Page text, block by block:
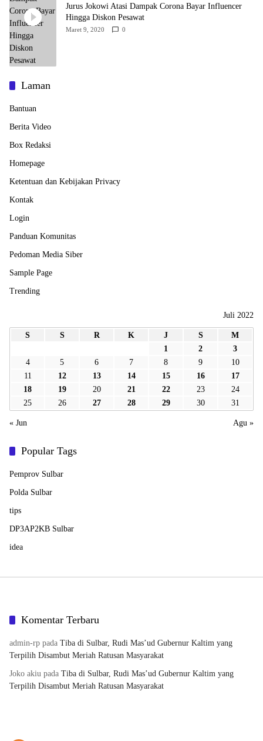
Jurus Jokowi Atasi Dampak Corona Bayar Influencer
Hingga Diskon Pesawat
Maret 9, 2020 0
Laman
Bantuan
Berita Video
Box Redaksi
Homepage
Ketentuan dan Kebijakan Privacy
Kontak
Login
Panduan Komunitas
Pedoman Media Siber
Sample Page
Trending
Juli 2022
S S R K J S
M
1
2
3
4
5 6 7 8 9
10
11
12 13 14 15 16
17
18
19 20 21 22 23
24
25
26 27 28 29 30 31
« Jun Agu »
Popular Tags
Pemprov Sulbar
Polda Sulbar
tips
DP3AP2KB Sulbar
idea
Komentar Terbaru
admin-rp pada Tiba di Sulbar, Rudi Mas’ud Gubernur Kaltim yang
Terpilih Disambut Meriah Ratusan Masyarakat
Joko akiu pada Tiba di Sulbar, Rudi Mas’ud Gubernur Kaltim yang
Terpilih Disambut Meriah Ratusan Masyarakat